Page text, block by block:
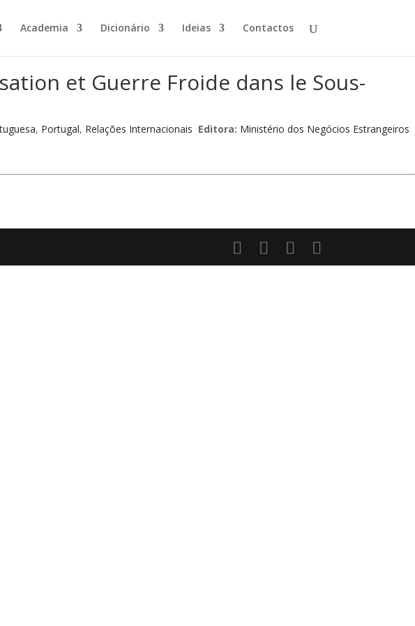
Academia Dicionário Ideias Contactos
et Guerre Froide dans le Sous-
, Portugal, Relações Internacionais Editora: Ministério dos Negócios Estrangeiros